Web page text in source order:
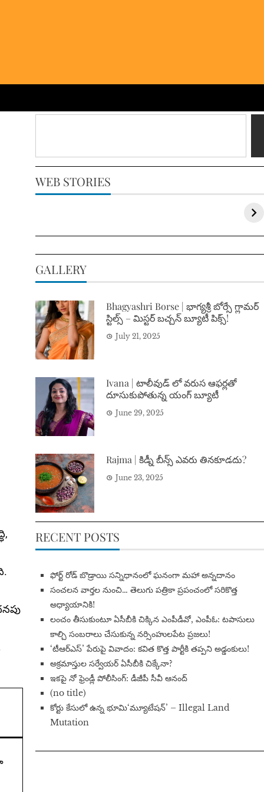
WEB STORIES
GALLERY
Bhagyashri Borse | భాగ్యశ్రీ బోర్సే గ్లామర్
స్టిల్స్ – మిస్టర్ బచ్చన్ బ్యూటీ పిక్స్!
July 21, 2025
Ivana | టాలీవుడ్ లో వరుస ఆఫర్లతో
దూసుకుపోతున్న యంగ్ బ్యూటీ
June 29, 2025
Rajma | కిడ్నీ బీన్స్ ఎవరు తినకూడదు?
June 23, 2025
RECENT POSTS
​ఫోర్ట్ రోడ్ బొడ్రాయి సన్నిధానంలో ఘనంగా మహా అన్నదానం
సంచలన వార్తల నుంచి… తెలుగు పత్రికా ప్రపంచంలో సరికొత్త
అధ్యాయానికి!
​లంచం తీసుకుంటూ ఏసీబీకి చిక్కిన ఎంపీడీవో, ఎంపీఓ: టపాసులు
కాల్చి సంబరాలు చేసుకున్న నర్సింహులపేట ప్రజలు!
‘టీఆర్ఎస్’ పేరుపై వివాదం: కవిత కొత్త పార్టీకి తప్పని అడ్డంకులు!
అక్రమాస్తుల సర్వేయర్ ఏసీబీకి చిక్కేనా?
ఇకపై నో ఫ్రెండ్లీ పోలీసింగ్: డీజీపీ సీవీ ఆనంద్
(no title)
​కోర్టు కేసులో ఉన్న భూమి‘మ్యూటేషన్’ – Illegal Land
Mutation